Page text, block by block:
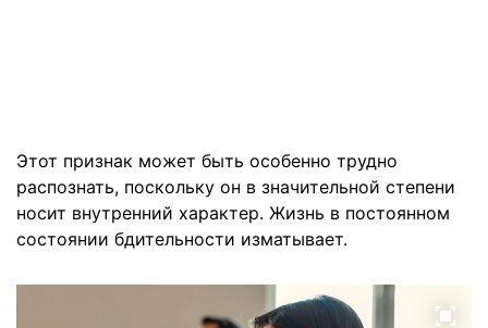
Этот признак может быть особенно трудно
распознать, поскольку он в значительной степени
носит внутренний характер. Жизнь в постоянном
состоянии бдительности изматывает.